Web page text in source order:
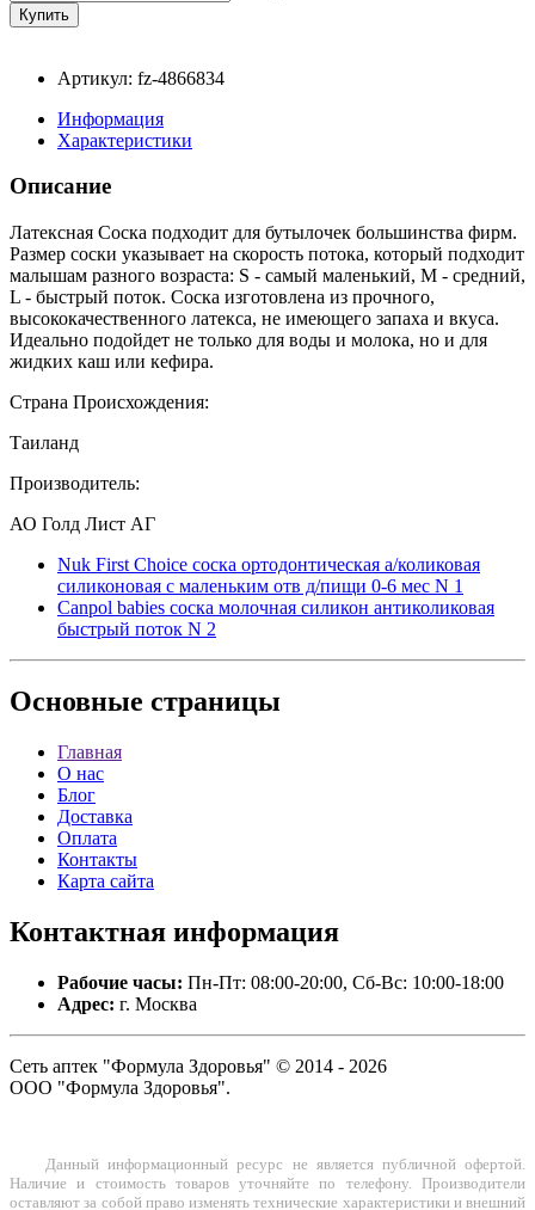
Артикул: fz-4866834
Информация
Характеристики
Описание
Латексная Соска подходит для бутылочек большинства фирм.
Размер соски указывает на скорость потока, который подходит
малышам разного возраста: S - самый маленький, M - средний,
L - быстрый поток. Соска изготовлена из прочного,
высококачественного латекса, не имеющего запаха и вкуса.
Идеально подойдет не только для воды и молока, но и для
жидких каш или кефира.
Страна Происхождения:
Таиланд
Производитель:
АО Голд Лист АГ
Nuk First Choice соска ортодонтическая а/коликовая
силиконовая с маленьким отв д/пищи 0-6 мес N 1
Canpol babies соска молочная силикон антиколиковая
быстрый поток N 2
Основные страницы
Главная
О нас
Блог
Доставка
Оплата
Контакты
Карта сайта
Контактная информация
Рабочие часы: Пн-Пт: 08:00-20:00, Сб-Вс: 10:00-18:00
Адрес: г. Москва
Сеть аптек "Формула Здоровья" © 2014 - 2026
ООО "Формула Здоровья".
Данный информационный ресурс не является публичной офертой.
Наличие и стоимость товаров уточняйте по телефону. Производители
оставляют за собой право изменять технические характеристики и внешний